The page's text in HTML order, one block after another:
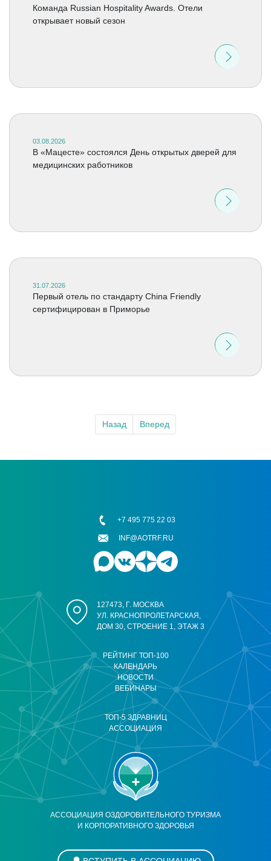
Команда Russian Hospitality Awards. Отели
открывает новый сезон
03.08.2026
В «Мацесте» состоялся День открытых дверей для
медицинских работников
31.07.2026
Первый отель по стандарту China Friendly
сертифицирован в Приморье
Назад Вперед
АССОЦИАЦИЯ ОЗДОРОВИТЕЛЬНОГО ТУРИЗМА
И КОРПОРАТИВНОГО ЗДОРОВЬЯ
РЕЙТИНГ ТОП-100
КАЛЕНДАРЬ
НОВОСТИ
ВЕБИНАРЫ
ТОП-5 ЗДРАВНИЦ
АССОЦИАЦИЯ
127473, Г. МОСКВА
УЛ. КРАСНОПРОЛЕТАРСКАЯ,
ДОМ 30, СТРОЕНИЕ 1, ЭТАЖ 3
+7 495 775 22 03
INF@AOTRF.RU